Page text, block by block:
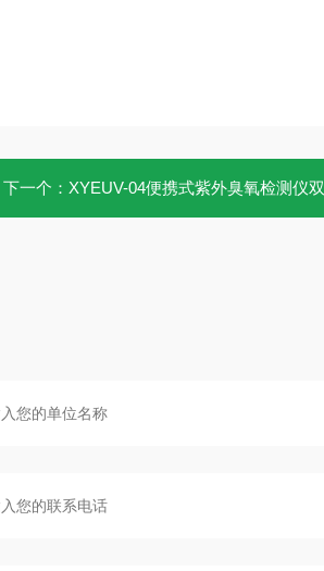
下一个： XYEUV-04便携式紫外臭氧检测仪双光路系统